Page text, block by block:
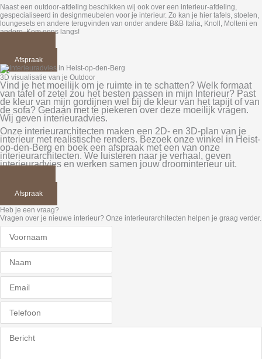
Naast een outdoor-afdeling beschikken wij ook over een interieur-afdeling,
gespecialiseerd in designmeubelen voor je interieur. Zo kan je hier tafels, stoelen,
loungesets en andere terugvinden van onder andere B&B Italia, Knoll, Molteni en
andere. Kom eens langs!
Afspraak
3D visualisatie van je Outdoor
Vind je het moeilijk om je ruimte in te schatten? Welk formaat
van tafel of zetel zou het besten passen in mijn Interieur? Past
de kleur van mijn gordijnen wel bij de kleur van het tapijt of van
de sofa? Gedaan met te piekeren over deze moeilijk vragen.
Wij geven interieuradvies.
Onze interieurarchitecten maken een 2D- en 3D-plan van je
interieur met realistische renders. Bezoek onze winkel in Heist-
op-den-Berg en boek een afspraak met een van onze
interieurarchitecten. We luisteren naar je verhaal, geven
interieuradvies en werken samen jouw droominterieur uit.
Afspraak
Heb je een vraag?
Vragen over je nieuwe interieur? Onze interieurarchitecten helpen je graag verder.